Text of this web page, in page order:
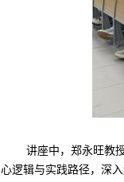
讲座中，郑永旺教
心逻辑与实践路径，深